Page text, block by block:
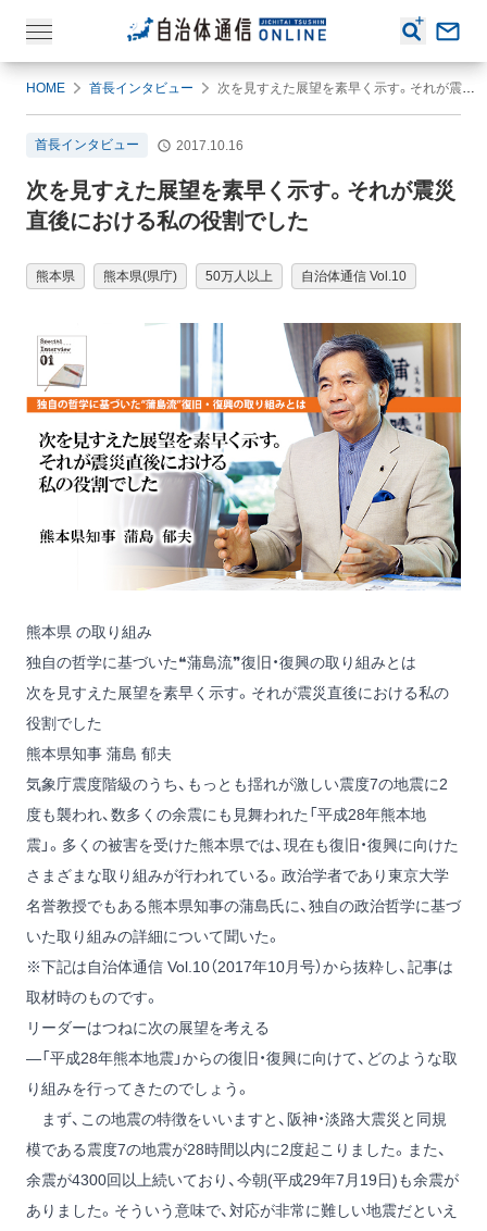
HOME 首長インタビュー 次を見すえた展望を素早く示す。それが震災直後における私の役割でした
首長インタビュー 2017.10.16
次を見すえた展望を素早く示す。それが震災
直後における私の役割でした
熊本県 熊本県(県庁) 50万人以上 自治体通信 Vol.10
熊本県 の取り組み
独自の哲学に基づいた❝蒲島流❞復旧・復興の取り組みとは
次を見すえた展望を素早く示す。それが震災直後における私の
役割でした
熊本県知事 蒲島 郁夫
気象庁震度階級のうち、もっとも揺れが激しい震度7の地震に2
度も襲われ、数多くの余震にも見舞われた「平成28年熊本地
震」。多くの被害を受けた熊本県では、現在も復旧・復興に向けた
さまざまな取り組みが行われている。政治学者であり東京大学
名誉教授でもある熊本県知事の蒲島氏に、独自の政治哲学に基づ
いた取り組みの詳細について聞いた。
※下記は自治体通信 Vol.10（2017年10月号）から抜粋し、記事は
取材時のものです。
リーダーはつねに次の展望を考える
―「平成28年熊本地震」からの復旧・復興に向けて、どのような取
り組みを行ってきたのでしょう。
まず、この地震の特徴をいいますと、阪神・淡路大震災と同規
模である震度7の地震が28時間以内に2度起こりました。また、
余震が4300回以上続いており、今朝(平成29年7月19日)も余震が
ありました。そういう意味で、対応が非常に難しい地震だといえ